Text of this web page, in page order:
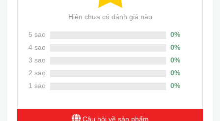
Hiện chưa có đánh giá nào
5 sao
0%
4 sao
0%
3 sao
0%
2 sao
0%
1 sao
0%
Câu hỏi về sản phẩm